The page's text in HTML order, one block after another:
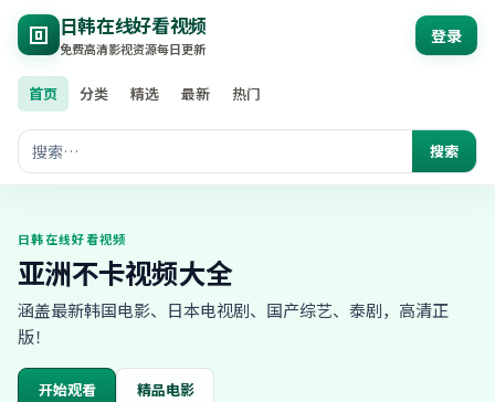
日韩在线好看视频
免费高清影视资源每日更新
首页 分类 精选 最新 热门
搜索
登录
日韩在线好看视频
亚洲不卡视频大全
涵盖最新韩国电影、日本电视剧、国产综艺、泰剧，高清正
版！
开始观看 精品电影